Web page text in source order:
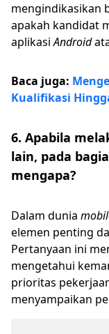
mengindikasikan
apakah kandidat
aplikasiAndroid
Baca juga:
Kualifikasi
6. Apabila
lain, pada
mengapa?
Dalam dunia
elemen penting
Pertanyaan ini
mengetahui
prioritas
menyampaikan